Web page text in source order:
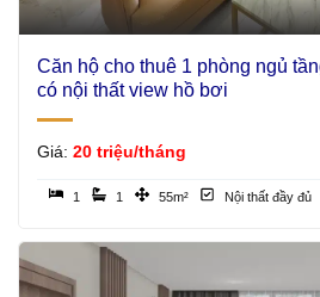
Căn hộ cho thuê 1 phòng ngủ
có nội thất view hồ bơi
Giá: 20 triệu/tháng
1 1 55m² Nội thất đầy đủ